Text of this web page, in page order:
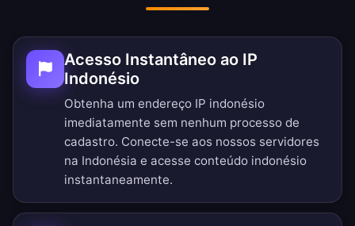
Acesso Instantâneo ao IP
Indonésio
Obtenha um endereço IP indonésio
imediatamente sem nenhum processo de
cadastro. Conecte-se aos nossos servidores
na Indonésia e acesse conteúdo indonésio
instantaneamente.